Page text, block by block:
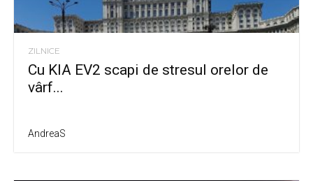
ZILNICE
Cu KIA EV2 scapi de stresul orelor de
vârf...
AndreaS